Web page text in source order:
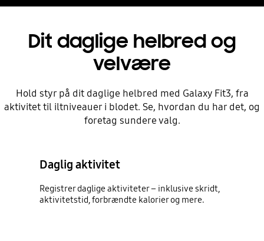
Dit daglige helbred og
velvære
Hold styr på dit daglige helbred med Galaxy Fit3, fra
aktivitet til iltniveauer i blodet. Se, hvordan du har det, og
foretag sundere valg.
Daglig aktivitet
Registrer daglige aktiviteter – inklusive skridt,
aktivitetstid, forbrændte kalorier og mere.